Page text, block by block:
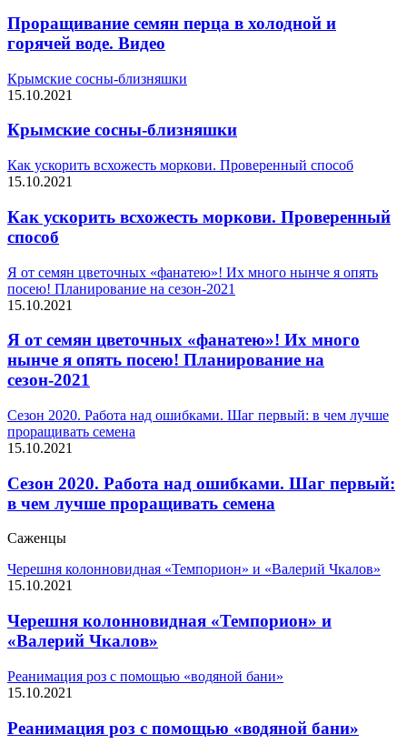
Проращивание семян перца в холодной и
горячей воде. Видео
Крымские сосны-близняшки
15.10.2021
Крымские сосны-близняшки
Как ускорить всхожесть моркови. Проверенный способ
15.10.2021
Как ускорить всхожесть моркови. Проверенный
способ
Я от семян цветочных «фанатею»! Их много нынче я опять
посею! Планирование на сезон-2021
15.10.2021
Я от семян цветочных «фанатею»! Их много
нынче я опять посею! Планирование на
сезон-2021
Сезон 2020. Работа над ошибками. Шаг первый: в чем лучше
проращивать семена
15.10.2021
Сезон 2020. Работа над ошибками. Шаг первый:
в чем лучше проращивать семена
Саженцы
Черешня колонновидная «Темпорион» и «Валерий Чкалов»
15.10.2021
Черешня колонновидная «Темпорион» и
«Валерий Чкалов»
Реанимация роз с помощью «водяной бани»
15.10.2021
Реанимация роз с помощью «водяной бани»